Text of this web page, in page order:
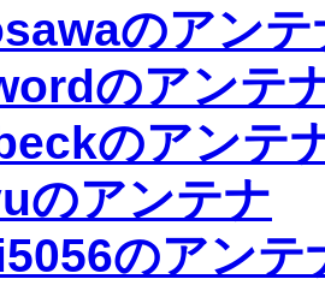
のアンテ
のアンテ
のアンテ
のアンテナ
のアンテ